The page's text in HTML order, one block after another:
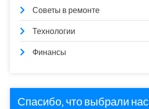
Советы в ремонте
Технологии
Финансы
Спасибо, что выбрали нас